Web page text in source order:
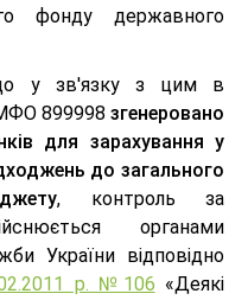
фонду державного
у зв'язку з цим в
899998 згенеровано
для зарахування у
до загального
, контроль за
органами
України відповідно
р. №106 «Деякі